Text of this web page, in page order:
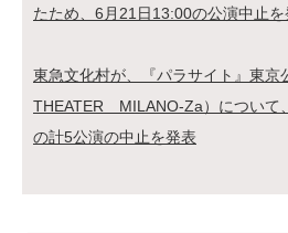
たため、6月21日13:00の公演中止を
東急文化村が、『パラサイト』東京
THEATER MILANO-Za）について
の計5公演の中止を発表